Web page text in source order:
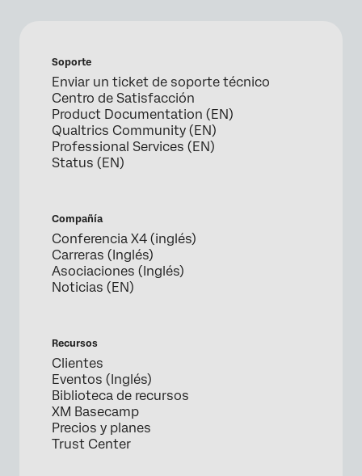
Soporte
Enviar un ticket de soporte técnico
Centro de Satisfacción
Product Documentation (EN)
Qualtrics Community (EN)
Professional Services (EN)
Status (EN)
Compañía
Conferencia X4 (inglés)
Carreras (Inglés)
Asociaciones (Inglés)
Noticias (EN)
Recursos
Clientes
Eventos (Inglés)
Biblioteca de recursos
XM Basecamp
Precios y planes
Trust Center